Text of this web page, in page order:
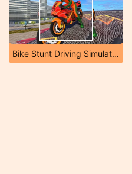
Bike Stunt Driving Simulator 3D